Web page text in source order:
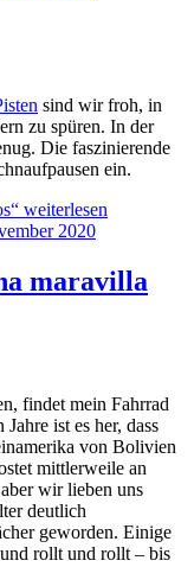
sind wir froh, in
zu spüren. In der
Die faszinierende
ein.
weiterlesen
2020
maravilla
findet mein Fahrrad
ist es her, dass
von Bolivien
mittlerweile an
wir lieben uns
deutlich
geworden. Einige
rollt und rollt – bis